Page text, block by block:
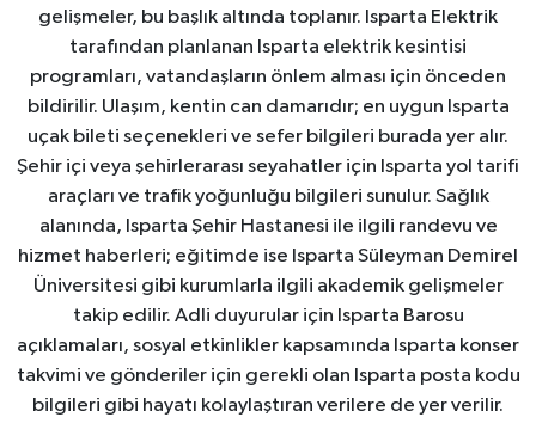
gelişmeler, bu başlık altında toplanır. Isparta Elektrik
tarafından planlanan Isparta elektrik kesintisi
programları, vatandaşların önlem alması için önceden
bildirilir. Ulaşım, kentin can damarıdır; en uygun Isparta
uçak bileti seçenekleri ve sefer bilgileri burada yer alır.
Şehir içi veya şehirlerarası seyahatler için Isparta yol tarifi
araçları ve trafik yoğunluğu bilgileri sunulur. Sağlık
alanında, Isparta Şehir Hastanesi ile ilgili randevu ve
hizmet haberleri; eğitimde ise Isparta Süleyman Demirel
Üniversitesi gibi kurumlarla ilgili akademik gelişmeler
takip edilir. Adli duyurular için Isparta Barosu
açıklamaları, sosyal etkinlikler kapsamında Isparta konser
takvimi ve gönderiler için gerekli olan Isparta posta kodu
bilgileri gibi hayatı kolaylaştıran verilere de yer verilir.